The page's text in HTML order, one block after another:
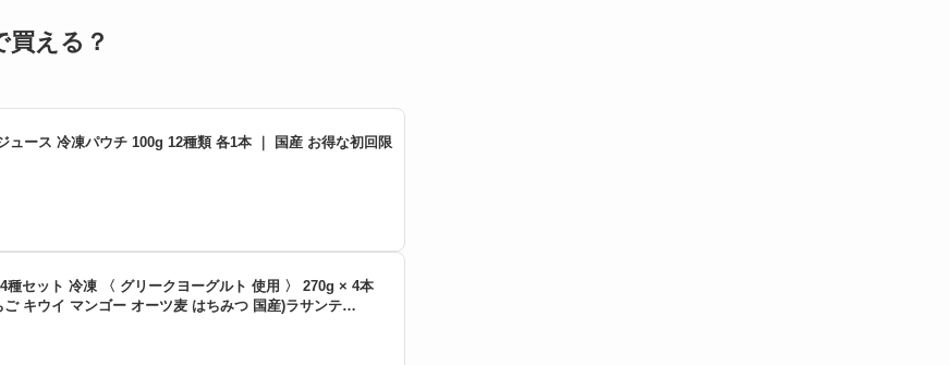
える？
ュース 冷凍パウチ 100g 12種類 各1本 ｜ 国産 お得な初回限
種セット 冷凍 〈 グリークヨーグルト 使用 〉 270g × 4本
キウイ マンゴー オーツ麦 はちみつ 国産)ラサンテ